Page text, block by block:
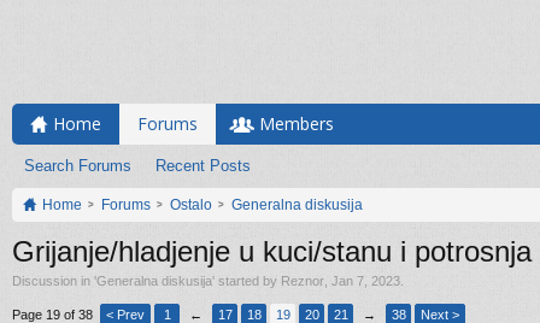
Home Forums
Search Forums Recent Posts
Members
Home Forums Ostalo Generalna diskusija
Grijanje/hladjenje u kuci/stanu i potrosnja
Discussion in 'Generalna diskusija' started by Reznor Jan 7, 2023
Page 19 of 38 < Prev 1 ← 17 18 19 20 21 → 38 Next >